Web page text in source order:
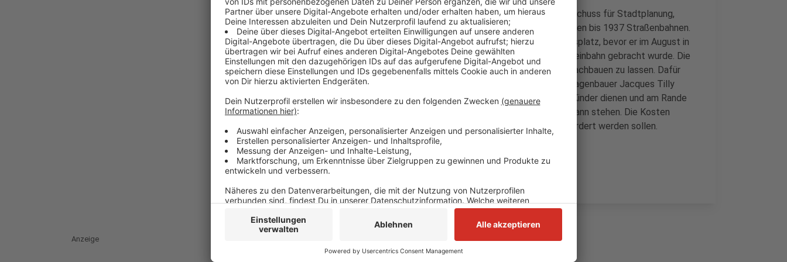
Dafür setzt sich die Stadt aktuell ein und hat das Projekt im Ausschuss für Stadtplanung,
Stadtentwicklung und Bauen vorgestellt. Im Kreis Mettmann fuhren bis 1937 Straßenbahnen.
Einer der alten Triebwagen stand lange als Denkmal am Jubiläumsplatz, bevor er im August in
das alte Straßenbahn-Depot "Am Steinberg" der Düsseldorfer Rheinbahn gebracht wurde. Die
Stadt Mettmann plant nun, den Triebwagen als Bronzedenkmal nachbauen zu lassen. Dafür
konnte sie den berühmten Düsseldorfer Künstler und Karnevalswagenbauer Jacques Tilly
gewinnen. Das Modell soll später als Spiel- und Klettergerät für Kinder dienen und am Rande
des sogenannten Platanendaches an der Mühlenstraße in Mettmann stehen. Die Kosten
belaufen sich auf rund 67.000 Euro, die zu einem großen Teil gefördert werden sollen.
Anzeige
Anzeige